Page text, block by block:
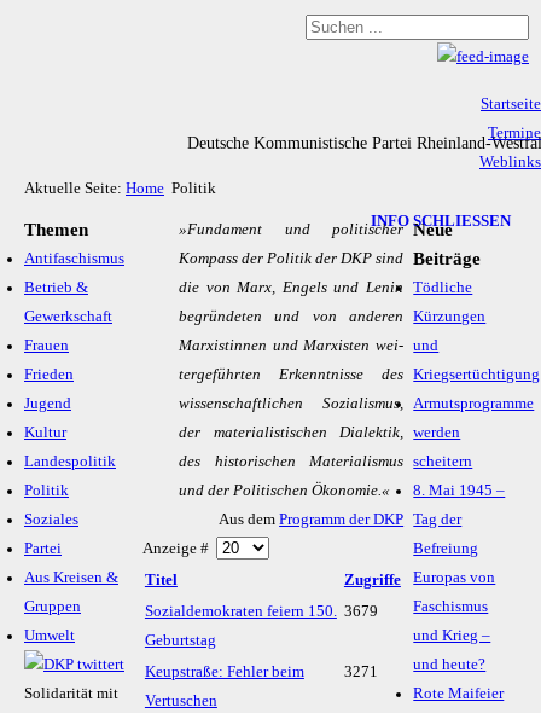
Deutsche Kommunistische Partei Rheinland-
Startseite
Termine
Weblinks
Impressum & Datenschutz
Aktuelle Seite: Home Politik
Themen
Antifaschismus
Betrieb &
Gewerkschaft
Frauen
Frieden
Jugend
Kultur
Landespolitik
Politik
Soziales
Partei
Aus Kreisen &
Gruppen
Umwelt
Solidarität mit
»Fun­da­ment und po­li­ti­scher
Kom­pass der Po­li­tik der DKP sind
die von Marx, En­gels und Le­nin
be­grün­de­ten und von an­de­ren
Mar­xis­tin­nen und Mar­xis­ten wei­
ter­ge­führ­ten Er­kennt­nis­se des
wis­sen­schaft­li­chen So­zia­lis­mus,
der ma­te­ria­lis­ti­schen Dia­lek­tik,
des his­to­ri­schen Ma­te­ria­lis­mus
und der Po­li­ti­schen Öko­no­mie.«
Aus demProgramm der DKP
Anzeige #
Titel
Zugriffe
Sozialdemokraten feiern 150.
Geburtstag
3679
Keup­straße: Fehler beim
Vertuschen
3271
INFO SCHLIESSEN
Neue
Beiträge
Tödliche
Kürzungen
und
Kriegsertüchtigung
Armutsprogramme
werden
scheitern
8. Mai 1945 –
Tag der
Befreiung
Europas von
Faschismus
und Krieg –
und heute?
Rote Maifeier